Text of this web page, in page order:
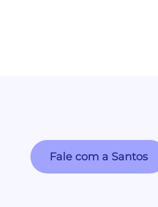
Fale com a Santos